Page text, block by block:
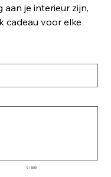
je interieur zijn,
cadeau voor elke
0 / 500